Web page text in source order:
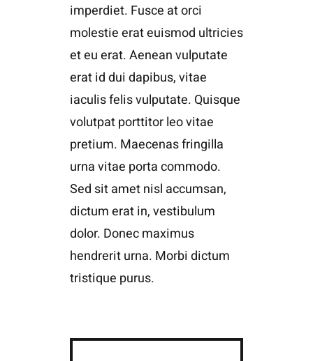
imperdiet. Fusce at orci
molestie erat euismod ultricies
et eu erat. Aenean vulputate
erat id dui dapibus, vitae
iaculis felis vulputate. Quisque
volutpat porttitor leo vitae
pretium. Maecenas fringilla
urna vitae porta commodo.
Sed sit amet nisl accumsan,
dictum erat in, vestibulum
dolor. Donec maximus
hendrerit urna. Morbi dictum
tristique purus.